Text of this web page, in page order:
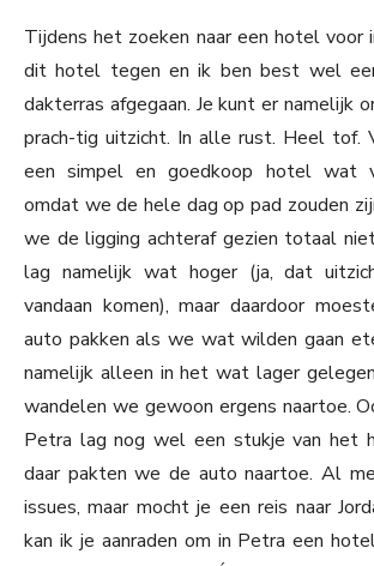
Tijdens het zoeken naar een hotel voor
dit hotel tegen en ik ben best wel
dakterras afgegaan. Je kunt er namelijk
prach-tig uitzicht. In alle rust. Heel tof.
een simpel en goedkoop hotel wat
omdat we de hele dag op pad zouden
we de ligging achteraf gezien totaal
lag namelijk wat hoger (ja, dat
vandaan komen), maar daardoor
auto pakken als we wat wilden gaan
namelijk alleen in het wat lager
wandelen we gewoon ergens naartoe.
Petra lag nog wel een stukje van het
daar pakten we de auto naartoe. Al
issues, maar mocht je een reis naar
kan ik je aanraden om in Petra een